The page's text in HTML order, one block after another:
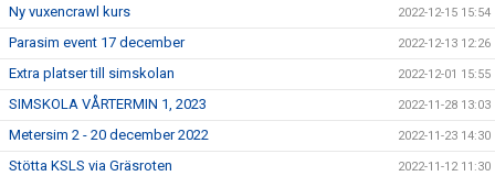
Ny vuxencrawl kurs 2022-12-15 15:54
Parasim event 17 december 2022-12-13 12:26
Extra platser till simskolan 2022-12-01 15:55
SIMSKOLA VÅRTERMIN 1, 2023 2022-11-28 13:03
Metersim 2 - 20 december 2022 2022-11-23 14:30
Stötta KSLS via Gräsroten 2022-11-12 11:30